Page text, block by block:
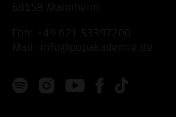
68159 Mannheim
Fon: +49 621 53397200
Mail: info@popakademie.de